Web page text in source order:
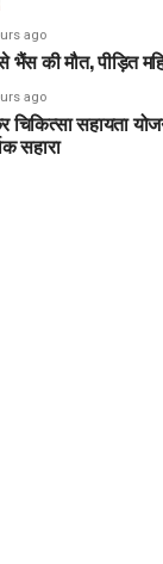
ago
की मौत, पीड़ित
ago
चिकित्सा सहायता
सहारा